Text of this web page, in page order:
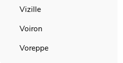
Vizille
Voiron
Voreppe